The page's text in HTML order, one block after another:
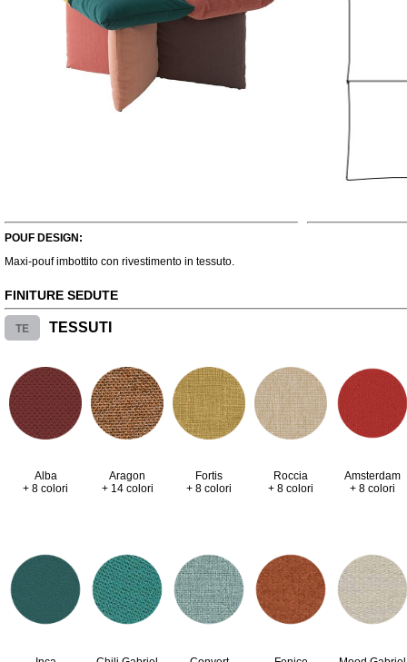
POUF DESIGN:
Maxi-pouf imbottito con rivestimento in tessuto.
FINITURE SEDUTE
TE TESSUTI
Alba
+ 8 colori
Aragon
+ 14 colori
Fortis
+ 8 colori
Roccia
+ 8 colori
Amsterdam
+ 8 colori